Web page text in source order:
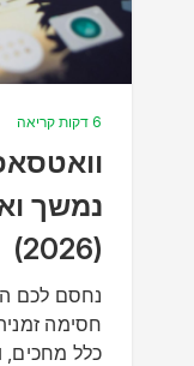
6 דקות קריאה
נמשך
(2026)
נחסם לכם
חסימה
כלל מחכים,